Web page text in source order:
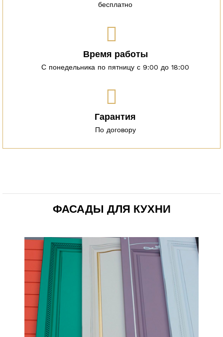
бесплатно
Время работы
С понедельника по пятницу с 9:00 до 18:00
Гарантия
По договору
ФАСАДЫ ДЛЯ КУХНИ